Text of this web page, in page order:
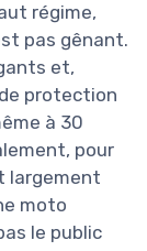
régime,
pas gênant.
et,
protection
à 30
pour
largement
moto
le public